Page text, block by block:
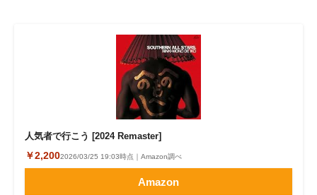
人気者で行こう [2024 Remaster]
￥2,2002026/03/25 19:03時点｜Amazon調べ
Amazon